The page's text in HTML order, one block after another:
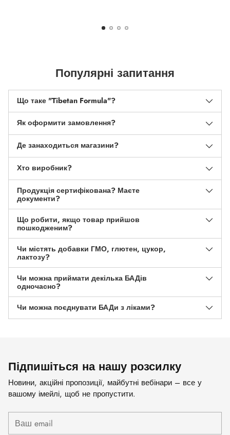
Популярні запитання
Що таке "Tibetan Formula"?
Як оформити замовлення?
Де занаходиться магазини?
Хто виробник?
Продукція сертифікована? Маєте
документи?
Що робити, якщо товар прийшов
пошкодженим?
Чи містять добавки ГМО, глютен, цукор,
лактозу?
Чи можна приймати декілька БАДів
одночасно?
Чи можна поєднувати БАДи з ліками?
Підпишіться на нашу розсилку
Новини, акційні пропозиції, майбутні вебінари – все у
вашому імейлі, щоб не пропустити.
email